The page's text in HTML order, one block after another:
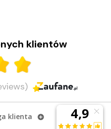
klientów
klienta